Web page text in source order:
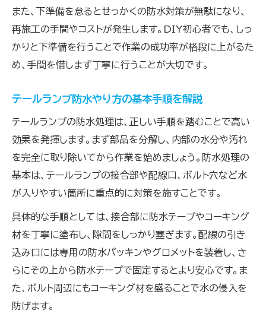
トレーラー向け防水テールの選び方と施工法
防水処理やり方で変わる耐久性の違いを比
較
ボートトレーラーに適した防水性向上策
完全防水を実現するテール加工の手順とは
完全防水を目指すテールDIYの工夫一覧
完全防水テールにするための必須工程とは
テールランプ防水処理やり方の応用テク
水没対策に有効な防水テープとパッキン使用
法
細部まで防水加工を徹底するDIYの極意
防水性を最大化するトレーラー加工の工夫集
釣行後も安心できる防水対策のポイント
テールの防水性を保つ日常メンテナンス法
また、下準備を怠るとせっかくの防水対策が無駄になり、
再施工の手間やコストが発生します。DIY初心者でも、しっ
かりと下準備を行うことで作業の成功率が格段に上がるた
め、手間を惜しまず丁寧に行うことが大切です。
テールランプ防水やり方の基本手順を解説
テールランプの防水処理は、正しい手順を踏むことで高い
効果を発揮します。まず部品を分解し、内部の水分や汚れ
を完全に取り除いてから作業を始めましょう。防水処理の
基本は、テールランプの接合部や配線口、ボルト穴など水
が入りやすい箇所に重点的に対策を施すことです。
具体的な手順としては、接合部に防水テープやコーキング
材を丁寧に塗布し、隙間をしっかり塞ぎます。配線の引き
込み口には専用の防水パッキンやグロメットを装着し、さ
らにその上から防水テープで固定するとより安心です。ま
た、ボルト周辺にもコーキング材を盛ることで水の侵入を
防げます。